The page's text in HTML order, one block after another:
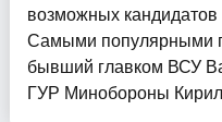
возможных кандидатов
Самыми популярными
бывший главком ВСУ
ГУР Минобороны